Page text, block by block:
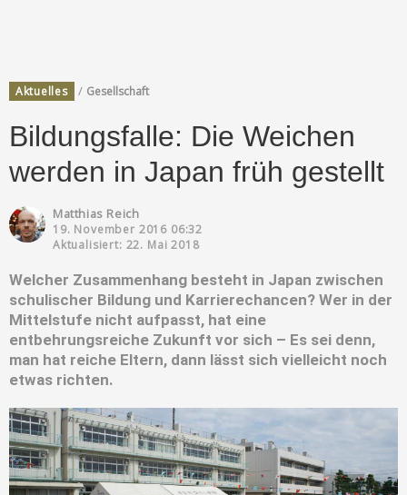
Aktuelles / Gesellschaft
Bildungsfalle: Die Weichen
werden in Japan früh gestellt
Matthias Reich
19. November 2016 06:32
Aktualisiert: 22. Mai 2018
Welcher Zusammenhang besteht in Japan zwischen
schulischer Bildung und Karrierechancen? Wer in der
Mittelstufe nicht aufpasst, hat eine
entbehrungsreiche Zukunft vor sich – Es sei denn,
man hat reiche Eltern, dann lässt sich vielleicht noch
etwas richten.